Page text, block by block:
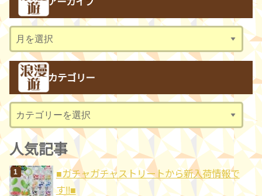
ー
ブ
カテゴリー
カ
テ
ゴ
リ
ー
人気記事
■ガチャガチャストリートから新入荷情報で
す!!■